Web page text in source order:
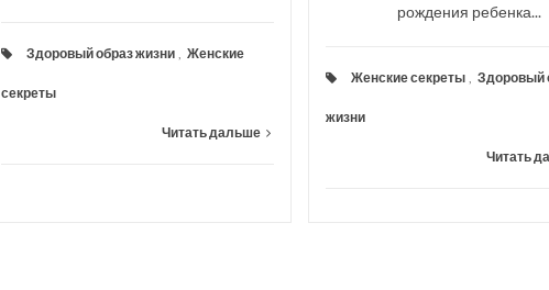
Здоровый образ жизни Женские
секреты
Читать дальше
рождения ребенка...
Женские секреты Здоровый
жизни
Читать